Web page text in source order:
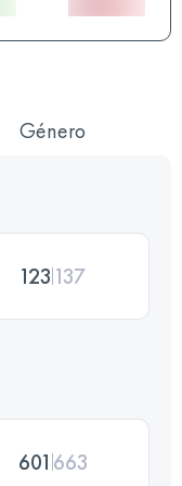
Género
123 137
601 663